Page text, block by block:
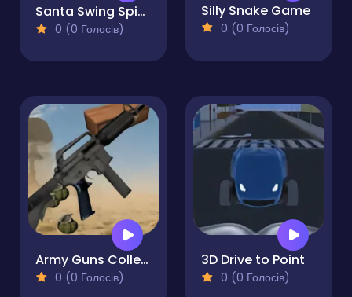
Santa Swing Spike
0 (0 Голосів)
Silly Snake Game
0 (0 Голосів)
Army Guns Collector
0 (0 Голосів)
3D Drive to Point
0 (0 Голосів)